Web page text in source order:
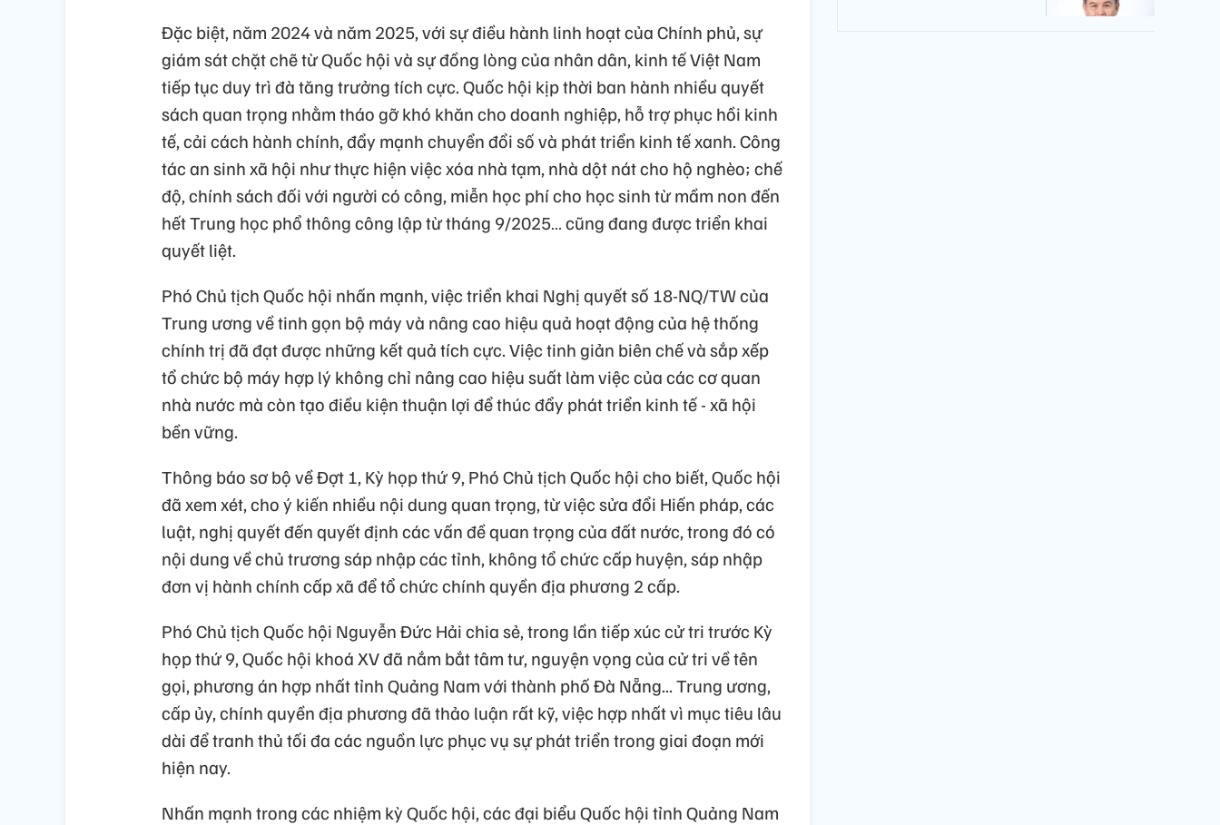
Đặc biệt, năm 2024 và năm 2025, với sự điều hành linh hoạt của Chính phủ, sự
giám sát chặt chẽ từ Quốc hội và sự đồng lòng của nhân dân, kinh tế Việt Nam
tiếp tục duy trì đà tăng trưởng tích cực. Quốc hội kịp thời ban hành nhiều quyết
sách quan trọng nhằm tháo gỡ khó khăn cho doanh nghiệp, hỗ trợ phục hồi kinh
tế, cải cách hành chính, đẩy mạnh chuyển đổi số và phát triển kinh tế xanh. Công
tác an sinh xã hội như thực hiện việc xóa nhà tạm, nhà dột nát cho hộ nghèo; chế
độ, chính sách đối với người có công, miễn học phí cho học sinh từ mầm non đến
hết Trung học phổ thông công lập từ tháng 9/2025… cũng đang được triển khai
quyết liệt.
Phó Chủ tịch Quốc hội nhấn mạnh, việc triển khai Nghị quyết số 18-NQ/TW của
Trung ương về tinh gọn bộ máy và nâng cao hiệu quả hoạt động của hệ thống
chính trị đã đạt được những kết quả tích cực. Việc tinh giản biên chế và sắp xếp
tổ chức bộ máy hợp lý không chỉ nâng cao hiệu suất làm việc của các cơ quan
nhà nước mà còn tạo điều kiện thuận lợi để thúc đẩy phát triển kinh tế - xã hội
bền vững.
Thông báo sơ bộ về Đợt 1, Kỳ họp thứ 9, Phó Chủ tịch Quốc hội cho biết, Quốc hội
đã xem xét, cho ý kiến nhiều nội dung quan trọng, từ việc sửa đổi Hiến pháp, các
luật, nghị quyết đến quyết định các vấn đề quan trọng của đất nước, trong đó có
nội dung về chủ trương sáp nhập các tỉnh, không tổ chức cấp huyện, sáp nhập
đơn vị hành chính cấp xã để tổ chức chính quyền địa phương 2 cấp.
Phó Chủ tịch Quốc hội Nguyễn Đức Hải chia sẻ, trong lần tiếp xúc cử tri trước Kỳ
họp thứ 9, Quốc hội khoá XV đã nắm bắt tâm tư, nguyện vọng của cử tri về tên
gọi, phương án hợp nhất tỉnh Quảng Nam với thành phố Đà Nẵng... Trung ương,
cấp ủy, chính quyền địa phương đã thảo luận rất kỹ, việc hợp nhất vì mục tiêu lâu
dài để tranh thủ tối đa các nguồn lực phục vụ sự phát triển trong giai đoạn mới
hiện nay.
Nhấn mạnh trong các nhiệm kỳ Quốc hội, các đại biểu Quốc hội tỉnh Quảng Nam